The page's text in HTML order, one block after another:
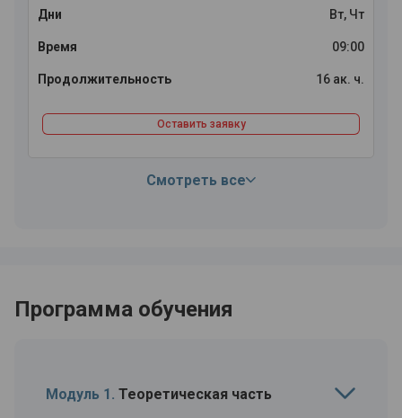
Вт, Чт
09:00
16 ак. ч.
Оставить заявку
Смотреть все
Программа обучения
Модуль 1. Теоретическая часть